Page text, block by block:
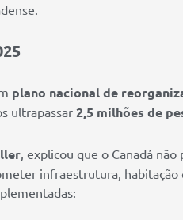
plano nacional de
ultrapassar 2,5 milhões de
, explicou que o Canadá
infraestrutura, habitação